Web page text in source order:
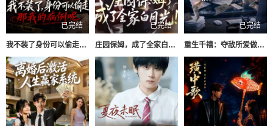
已完结
我不装了身份可以偷走那我的病例呢
已完结
庄园保姆，成了全家白月光
已完结
重生千禧：夺敌所爱做首富